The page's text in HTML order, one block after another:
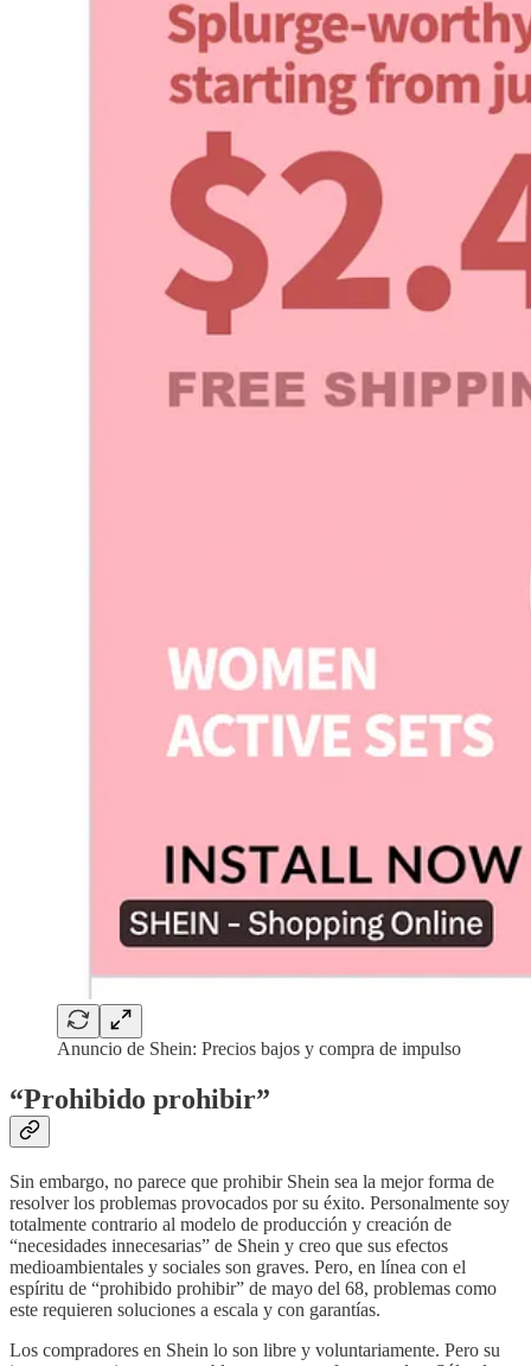
Anuncio de Shein: Precios bajos y compra de impulso
“Prohibido prohibir”
Sin embargo, no parece que prohibir Shein sea la mejor forma de
resolver los problemas provocados por su éxito. Personalmente soy
totalmente contrario al modelo de producción y creación de
“necesidades innecesarias” de Shein y creo que sus efectos
medioambientales y sociales son graves. Pero, en línea con el
espíritu de “prohibido prohibir” de mayo del 68, problemas como
este requieren soluciones a escala y con garantías.
Los compradores en Shein lo son libre y voluntariamente. Pero su